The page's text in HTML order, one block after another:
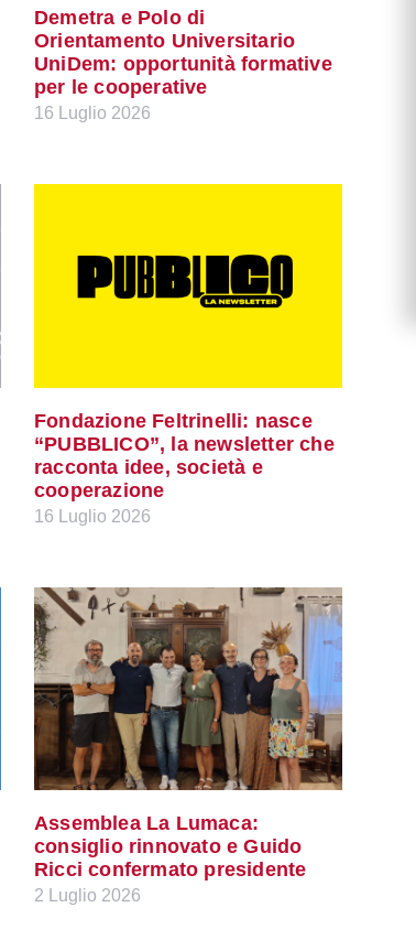
Demetra e Polo di
Orientamento Universitario
UniDem: opportunità formative
per le cooperative
16 Luglio 2026
Fondazione Feltrinelli: nasce
“PUBBLICO”, la newsletter che
racconta idee, società e
cooperazione
16 Luglio 2026
Assemblea La Lumaca:
consiglio rinnovato e Guido
Ricci confermato presidente
2 Luglio 2026